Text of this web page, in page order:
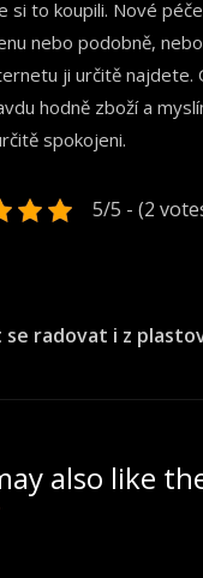
si to koupili. Nové
nebo podobně,
ji určitě najdete.
hodně zboží a
spokojeni.
5/5 - (2
se radovat i z
also like